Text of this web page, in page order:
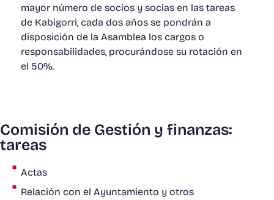
mayor número de socios y socias en las tareas
de Kabigorri, cada dos años se pondrán a
disposición de la Asamblea los cargos o
responsabilidades, procurándose su rotación en
el 50%.
Comisión de Gestión y finanzas:
tareas
Actas
Relación con el Ayuntamiento y otros